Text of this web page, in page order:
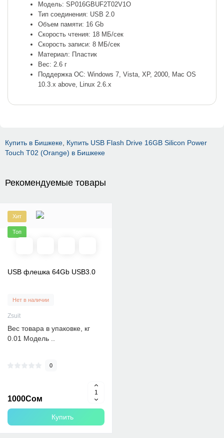
Модель: SP016GBUF2T02V1O
Тип соединения: USB 2.0
Объем памяти: 16 Gb
Скорость чтения: 18 МБ/сек
Скорость записи: 8 МБ/сек
Материал: Пластик
Вес: 2.6 г
Поддержка ОС: Windows 7, Vista, XP, 2000, Mac OS
10.3.x above, Linux 2.6.x
Купить в Бишкеке Купить USB Flash Drive 16GB Silicon Power
Touch T02 (Orange) в Бишкеке
Рекомендуемые товары
Хит
Топ
USB флешка 64Gb USB3.0
Нет в наличии
Zsuit
Вес товара в упаковке, кг
0.01 Модель ..
0
1000Сом
Купить